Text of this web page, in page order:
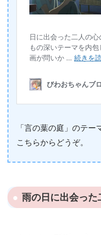
「言の葉の庭」のテー
こちらからどうぞ。
雨の日に出会った